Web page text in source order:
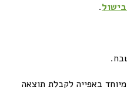
.
באפייה לקבלת תוצאה